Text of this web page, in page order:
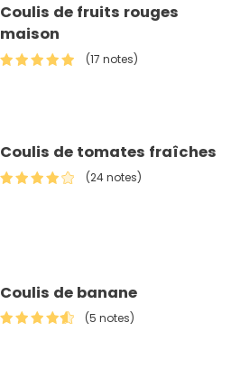
Coulis de fruits rouges
maison
(17 notes)
Coulis de tomates fraîches
(24 notes)
Coulis de banane
(5 notes)